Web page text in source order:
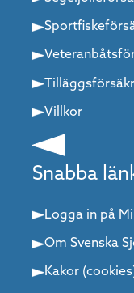
Villkor
Snabba
Logga in på
Om Svenska
Kakor